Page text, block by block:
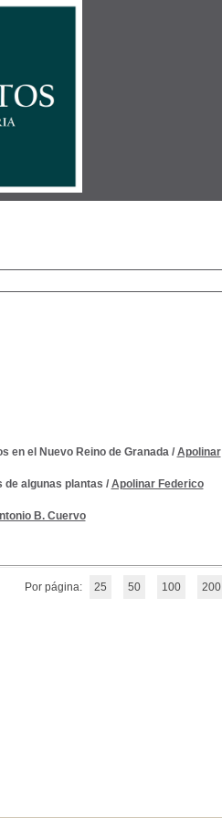
en el Nuevo Reino de Granada/ Apolinar
algunas plantas / Apolinar Federico
B. Cuervo
Por página: 25 50 100 200